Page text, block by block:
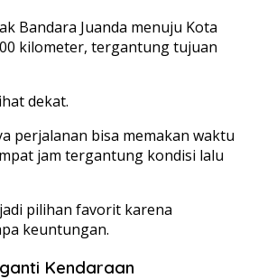
Bandara Juanda menuju Kota
kilometer, tergantung tujuan
dekat.
perjalanan bisa memakan waktu
jam tergantung kondisi lalu
pilihan favorit karena
keuntungan.
Kendaraan